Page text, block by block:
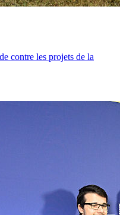
contre les projets de la